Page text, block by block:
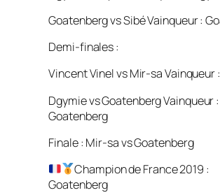
Goatenberg vs Sibé Vainqueur :
Demi-finales :
Vincent Vinel vs Mir-sa Vainqueur
Dgymie vs Goatenberg Vainqueur :
Goatenberg
Finale : Mir-sa vs Goatenberg
Champion de France 2019 :
Goatenberg